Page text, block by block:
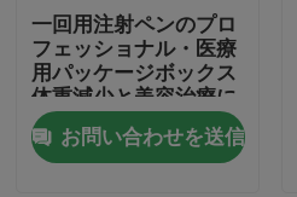
品質管理
私達に連絡しなさい
一回用注射ペンのプロ
フェッショナル・医療
用パッケージボックス
体重減少と美容治療に
最適
お問い合わせを送信